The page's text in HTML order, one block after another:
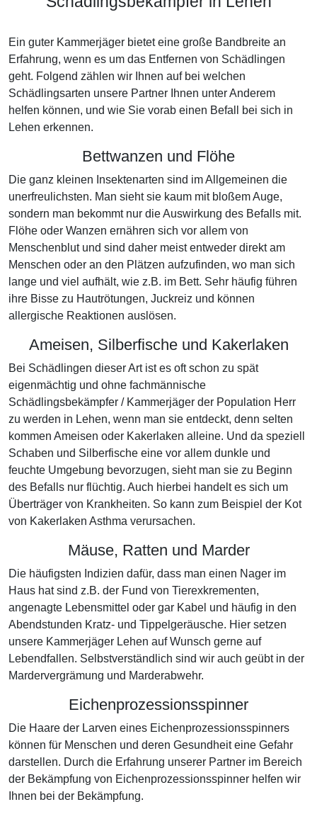
Ein guter Kammerjäger bietet eine große Bandbreite an
Erfahrung, wenn es um das Entfernen von Schädlingen
geht. Folgend zählen wir Ihnen auf bei welchen
Schädlingsarten unsere Partner Ihnen unter Anderem
helfen können, und wie Sie vorab einen Befall bei sich in
Lehen erkennen.
Bettwanzen und Flöhe
Die ganz kleinen Insektenarten sind im Allgemeinen die
unerfreulichsten. Man sieht sie kaum mit bloßem Auge,
sondern man bekommt nur die Auswirkung des Befalls mit.
Flöhe oder Wanzen ernähren sich vor allem von
Menschenblut und sind daher meist entweder direkt am
Menschen oder an den Plätzen aufzufinden, wo man sich
lange und viel aufhält, wie z.B. im Bett. Sehr häufig führen
ihre Bisse zu Hautrötungen, Juckreiz und können
allergische Reaktionen auslösen.
Ameisen, Silberfische und Kakerlaken
Bei Schädlingen dieser Art ist es oft schon zu spät
eigenmächtig und ohne fachmännische
Schädlingsbekämpfer / Kammerjäger der Population Herr
zu werden in Lehen, wenn man sie entdeckt, denn selten
kommen Ameisen oder Kakerlaken alleine. Und da speziell
Schaben und Silberfische eine vor allem dunkle und
feuchte Umgebung bevorzugen, sieht man sie zu Beginn
des Befalls nur flüchtig. Auch hierbei handelt es sich um
Überträger von Krankheiten. So kann zum Beispiel der Kot
von Kakerlaken Asthma verursachen.
Mäuse, Ratten und Marder
Die häufigsten Indizien dafür, dass man einen Nager im
Haus hat sind z.B. der Fund von Tierexkrementen,
angenagte Lebensmittel oder gar Kabel und häufig in den
Abendstunden Kratz- und Tippelgeräusche. Hier setzen
unsere Kammerjäger Lehen auf Wunsch gerne auf
Lebendfallen. Selbstverständlich sind wir auch geübt in der
Mardervergrämung und Marderabwehr.
Eichenprozessionsspinner
Die Haare der Larven eines Eichenprozessionsspinners
können für Menschen und deren Gesundheit eine Gefahr
darstellen. Durch die Erfahrung unserer Partner im Bereich
der Bekämpfung von Eichenprozessionsspinner helfen wir
Ihnen bei der Bekämpfung.